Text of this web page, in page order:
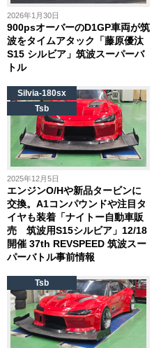
2026年1月30日
900psオーバーのD1GP車両が筑
波をタイムアタック「藤原優汰
S15 シルビア」筑波スーパーバ
トル
2025年12月5日
エンジンO/Hや新品タービンに
交換。A1コンパウンドや注目タ
イヤも装着「ナイトー自動車販
売 筑波用S15シルビア」12/18
開催 37th REVSPEED 筑波スー
パーバトル事前情報
Silvia-180sx
Tsb
Tsb